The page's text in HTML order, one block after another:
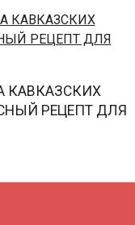
КАВКАЗСКИХ
РЕЦЕПТ ДЛЯ